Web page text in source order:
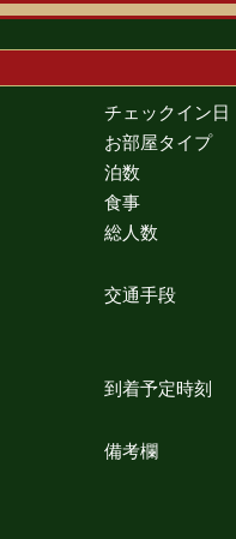
チェックイン日
お部屋タイプ
泊数
食事
総人数
交通手段
到着予定時刻
備考欄